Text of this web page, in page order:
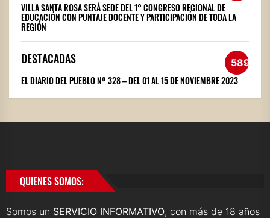
VILLA SANTA ROSA SERÁ SEDE DEL 1° CONGRESO REGIONAL DE
EDUCACIÓN CON PUNTAJE DOCENTE Y PARTICIPACIÓN DE TODA LA
REGIÓN
DESTACADAS 589
EL DIARIO DEL PUEBLO Nº 328 – DEL 01 AL 15 DE NOVIEMBRE 2023
QUIENES SOMOS:
Somos un SERVICIO INFORMATIVO, con más de 18 años